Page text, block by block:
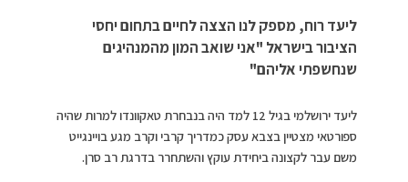
ליעד רוח, מספק לנו הצצה לחיים בתחום יחסי
הציבור בישראל "אני שואב המון מהמנהיגים
שנחשפתי אליהם"
ליעד ירושלמי בגיל 12 למד היה בנבחרת טאקוונדו למרות שהיה
ספורטאי מצטיין בצבא עסק כמדריך קרבי וקרב מגע בויינגייט
משם עבר לקצונה ביחידת עוקץ והשתחרר בדרגת רב סרן.